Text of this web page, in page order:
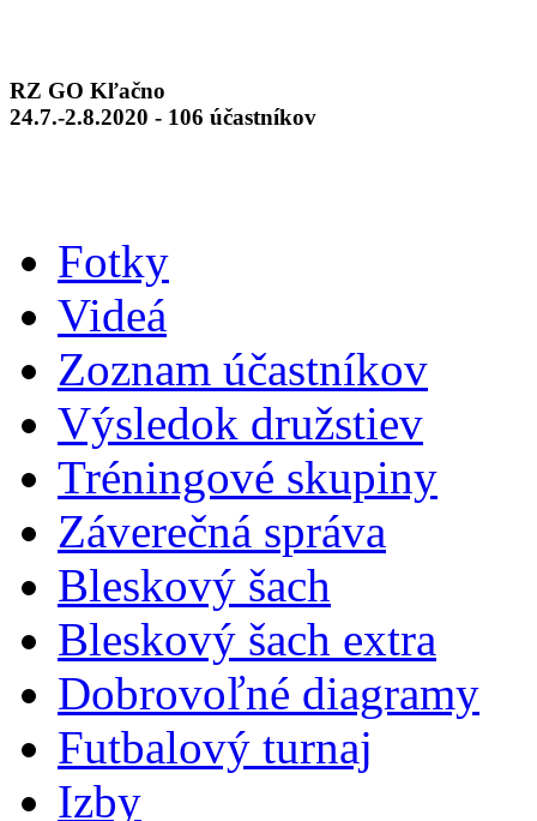
RZ GO Kľačno
24.7.-2.8.2020 - 106 účastníkov
Fotky
Videá
Zoznam účastníkov
Výsledok družstiev
Tréningové skupiny
Záverečná správa
Bleskový šach
Bleskový šach extra
Dobrovoľné diagramy
Futbalový turnaj
Izby